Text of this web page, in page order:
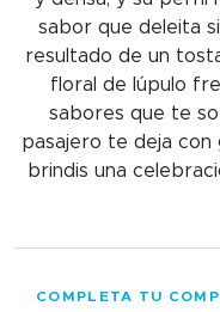
sabor que deleita
resultado de un
floral de lúpulo
sabores que te
pasajero te deja con
brindis una
COMPLETA TU